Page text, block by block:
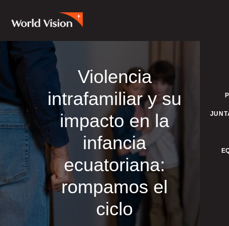
Violencia
intrafamiliar y su
impacto en la
infancia
ecuatoriana:
rompamos el
ciclo